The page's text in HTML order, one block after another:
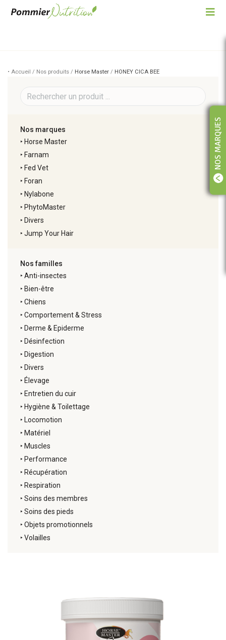
NOS MARQUES
• Accueil / Nos produits / Horse Master / HONEY CICA BEE
Nos marques
‣ Horse Master
‣ Farnam
‣ Fed Vet
‣ Foran
‣ Nylabone
‣ PhytoMaster
‣ Divers
‣Jump Your Hair
Nos familles
‣Anti-insectes
‣ Bien-être
‣Chiens
‣Comportement & Stress
‣ Derme & Epiderme
‣ Désinfection
‣ Digestion
‣ Divers
‣ Élevage
‣ Entretien du cuir
‣ Hygiène & Toilettage
‣ Locomotion
‣ Matériel
‣ Muscles
‣ Performance
‣ Récupération
‣ Respiration
‣Soins des membres
‣Soins des pieds
‣Objets promotionnels
‣Volailles